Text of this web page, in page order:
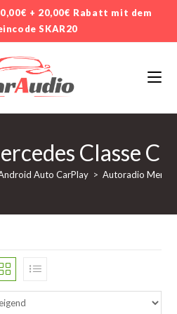
+ 20,00€ Rabatt mit dem
SKAR20
Classe C
Auto CarPlay > Autoradio